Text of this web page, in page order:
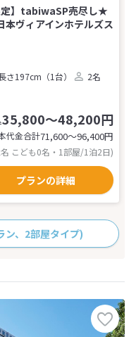
定】tabiwaSP売尽し★
ヴィアインホテルズス
さ197cm（1台）
2名
35,800～48,200円
代金合計71,600〜96,400円
こども0名・1部屋/1泊2日)
プランの詳細
ン、2部屋タイプ)